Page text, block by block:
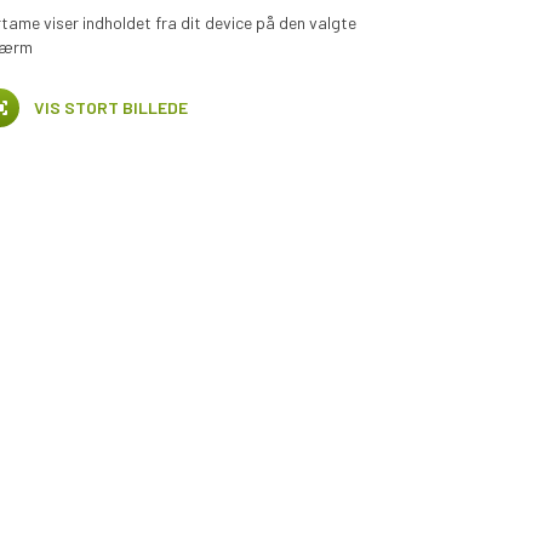
viser indholdet fra dit device på den valgte
VIS STORT BILLEDE